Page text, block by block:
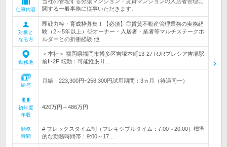
仕事内容
関する一般事務に従事いただきます。
対象と
なる方
即戦力枠・育成枠募集！【必須】◎賃貸不動産管理業務の実務経
験（2～5年以上）◎オーナー・入居者・業者等マルチステークホ
ルダーとの折衝経験 他
勤務地
＜本社＞ 福岡県福岡市博多区吉塚本町13-27 RJRプレシア吉塚駅
前II-2F 転勤：可能性あり…
給与
月給：223,300円~258,300円試用期間：3ヵ月（待遇同一）
初年度
年収
420万円～486万円
勤務
時間
# フレックスタイム制（フレキシブルタイム：7:00～20:00）標準
的な勤務時間帯：9:00～17…